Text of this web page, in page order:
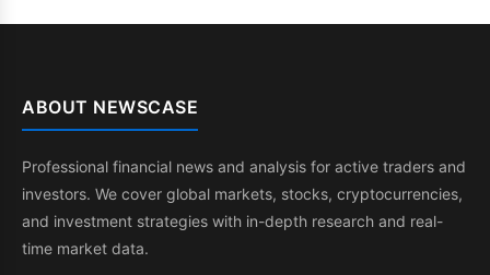
ABOUT NEWSCASE
Professional financial news and analysis for active traders and
investors. We cover global markets, stocks, cryptocurrencies,
and investment strategies with in-depth research and real-
time market data.